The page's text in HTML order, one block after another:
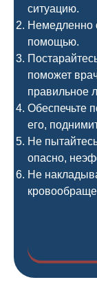
ситуацию.
Немедленно
помощью.
поможет
правильное
Обеспечьте
его,
Не
опасно,
Не